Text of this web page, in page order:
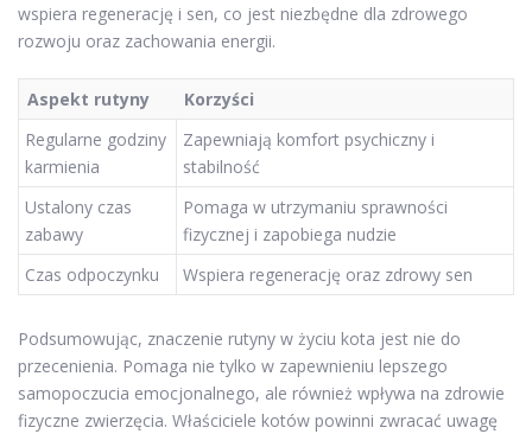
wspiera regenerację i sen, co jest niezbędne dla zdrowego
rozwoju oraz zachowania energii.
Aspekt rutyny
Korzyści
Regularne godziny
karmienia
Zapewniają komfort psychiczny i
stabilność
Ustalony czas
zabawy
Pomaga w utrzymaniu sprawności
fizycznej i zapobiega nudzie
Czas odpoczynku
Wspiera regenerację oraz zdrowy sen
Podsumowując, znaczenie rutyny w życiu kota jest nie do
przecenienia. Pomaga nie tylko w zapewnieniu lepszego
samopoczucia emocjonalnego, ale również wpływa na zdrowie
fizyczne zwierzęcia. Właściciele kotów powinni zwracać uwagę